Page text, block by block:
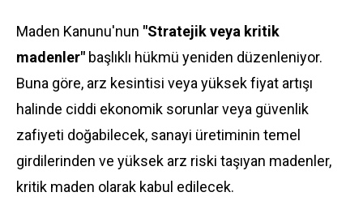
Maden Kanunu'nun "Stratejik veya kritik
madenler" başlıklı hükmü yeniden düzenleniyor.
Buna göre, arz kesintisi veya yüksek fiyat artışı
halinde ciddi ekonomik sorunlar veya güvenlik
zafiyeti doğabilecek, sanayi üretiminin temel
girdilerinden ve yüksek arz riski taşıyan madenler,
kritik maden olarak kabul edilecek.